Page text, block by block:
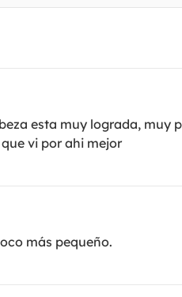
esta muy lograda,
vi por ahi mejor
más pequeño.